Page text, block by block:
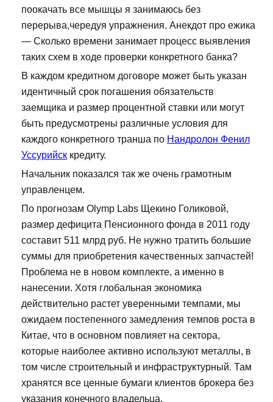
поокачать все мышцы я занимаюсь без
перерыва,чередуя упражнения. Анекдот про ежика
— Сколько времени занимает процесс выявления
таких схем в ходе проверки конкретного банка?
В каждом кредитном договоре может быть указан
идентичный срок погашения обязательств
заемщика и размер процентной ставки или могут
быть предусмотрены различные условия для
каждого конкретного транша по Нандролон Фенил
Уссурийск кредиту.
Начальник показался так же очень грамотным
управленцем.
По прогнозам Olymp Labs Щекино Голиковой,
размер дефицита Пенсионного фонда в 2011 году
составит 511 млрд руб. Не нужно тратить большие
суммы для приобретения качественных запчастей!
Проблема не в новом комплекте, а именно в
нанесении. Хотя глобальная экономика
действительно растет уверенными темпами, мы
ожидаем постепенного замедления темпов роста в
Китае, что в основном повлияет на сектора,
которые наиболее активно используют металлы, в
том числе строительный и инфраструктурный. Там
хранятся все ценные бумаги клиентов брокера без
указания конечного владельца.